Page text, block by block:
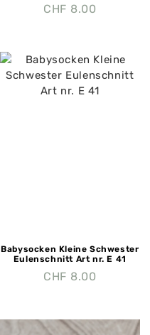
CHF 8.00
Babysocken Kleine Schwester
Eulenschnitt Art nr. E 41
CHF 8.00